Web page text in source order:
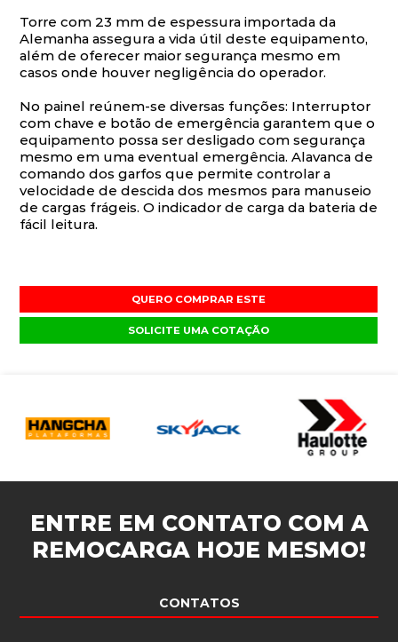
Torre com 23 mm de espessura importada da
Alemanha assegura a vida útil deste equipamento,
além de oferecer maior segurança mesmo em
casos onde houver negligência do operador.
No painel reúnem-se diversas funções: Interruptor
com chave e botão de emergência garantem que o
equipamento possa ser desligado com segurança
mesmo em uma eventual emergência. Alavanca de
comando dos garfos que permite controlar a
velocidade de descida dos mesmos para manuseio
de cargas frágeis. O indicador de carga da bateria de
fácil leitura.
QUERO COMPRAR ESTE
SOLICITE UMA COTAÇÃO
ENTRE EM CONTATO COM A
REMOCARGA HOJE MESMO!
CONTATOS